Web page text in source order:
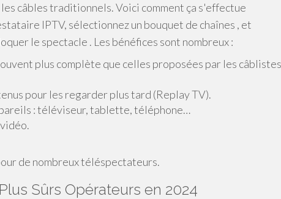
câbles traditionnels. Voici comment ça s'effectue
IPTV, sélectionnez un bouquet de chaînes , et
le spectacle . Les bénéfices sont nombreux :
plus complète que celles proposées par les câblistes
pour les regarder plus tard (Replay TV).
: téléviseur, tablette, téléphone…
de nombreux téléspectateurs.
Sûrs Opérateurs en 2024